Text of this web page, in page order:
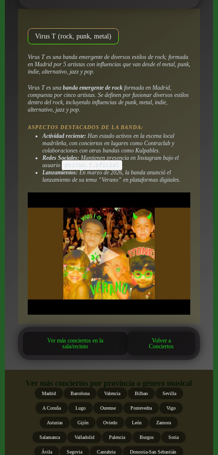
Virus T (rock, punk, metal)
Virus T es una banda emergente de diversos estilos de rock; formada
en Madrid por 5 artistas con influencias que van desde el metal, punk,
indie, alternativo, jazz y pop.
Virus T es una banda emergente de rockformada en Madrid,
compuesta por cinco artistas. Se definen por fusionar diversos estilos
dentro del rock, incluyendo influencias de punk, metal, indie,
alternativo, jazz y pop.
ASPECTOS DESTACADOS DE LA BANDA:
Actividad reciente: Han estado activos en la escena local
madrileña, con conciertos en lugares como Contraclub y
colaboraciones con otras bandas como Kulpables.
Redes Sociales: Mantienen presencia en Instagram bajo el
usuario
@virus.t.oficial .
Lanzamientos: En marzo de 2026, la banda anunció el
lanzamiento de su tema “Verano” en plataformas digitales.
Ver más conciertos en la
sala/recinto
Volver a
Conciertos
Ver más conciertos por provincia o género musical
Madrid Barcelona Valencia Bilbao Sevilla
A Coruña Lugo Ourense Pontevedra Vigo
Asturias Gijón Oviedo León Zamora
Salamanca Valladolid Palencia Burgos Soria
Ávila Segovia Cantabria Donostia-San Sebastián